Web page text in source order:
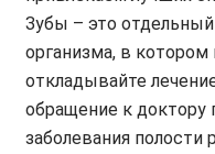
Зубы – это отдельный
организма, в
откладывайте
обращение к
заболевания полости